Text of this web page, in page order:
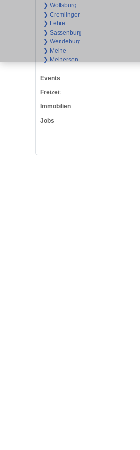
❯ Wolfsburg
❯ Cremlingen
❯ Lehre
❯ Sassenburg
❯ Wendeburg
❯ Meine
❯ Meinersen
Events
Freizeit
Immobilien
Jobs